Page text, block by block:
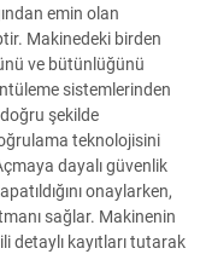
emin olan
Makinedeki birden
ve bütünlüğünü
sistemlerinden
şekilde
teknolojisini
dayalı güvenlik
onaylarken,
sağlar. Makinenin
detaylı kayıtları tutarak